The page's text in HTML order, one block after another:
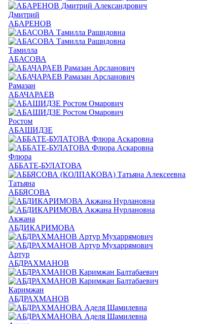
Дмитрий
АБАРЕНОВ
Тамилла
АБАСОВА
Рамазан
АБАЧАРАЕВ
Ростом
АБАШИДЗЕ
Флюра
АББАТЕ-БУЛАТОВА
Татьяна
АББЯСОВА
Акжана
АБДИКАРИМОВА
Артур
АБДРАХМАНОВ
Каримжан
АБДРАХМАНОВ